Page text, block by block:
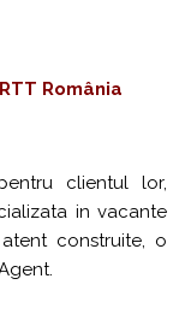
România
clientul lor,
in vacante
construite, o